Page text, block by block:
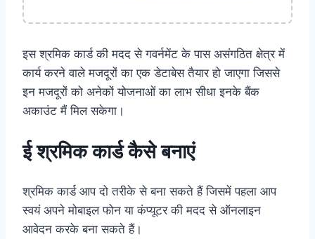
इस श्रमिक कार्ड की मदद से गवर्नमेंट के पास असंगठित क्षेत्र में
कार्य करने वाले मजदूरों का एक डेटाबेस तैयार हो जाएगा जिससे
इन मजदूरों को अनेकों योजनाओं का लाभ सीधा इनके बैंक
अकाउंट मैं मिल सकेगा।
ई श्रमिक कार्ड कैसे बनाएं
श्रमिक कार्ड आप दो तरीके से बना सकते हैं जिसमें पहला आप
स्वयं अपने मोबाइल फोन या कंप्यूटर की मदद से ऑनलाइन
आवेदन करके बना सकते हैं।